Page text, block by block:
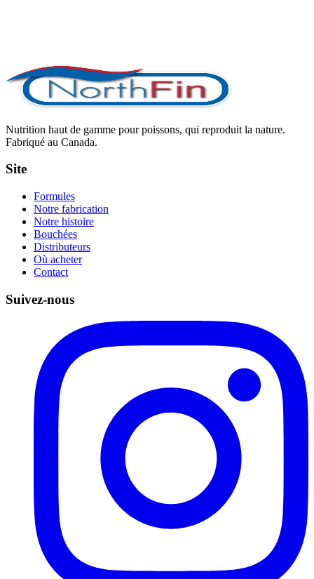
Nutrition haut de gamme pour poissons, qui reproduit la nature.
Fabriqué au Canada.
Site
Formules
Notre fabrication
Notre histoire
Bouchées
Distributeurs
Où acheter
Contact
Suivez-nous